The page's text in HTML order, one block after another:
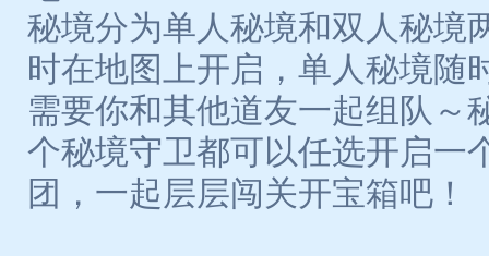
秘境分为单人秘境和双人秘境
时在地图上开启，单人秘境随
需要你和其他道友一起组队～
个秘境守卫都可以任选开启一
团，一起层层闯关开宝箱吧！